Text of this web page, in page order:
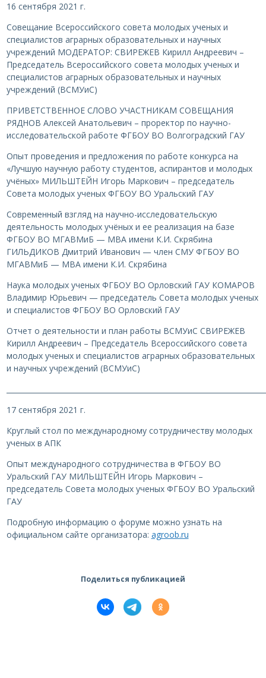
16 сентября 2021 г.
Совещание Всероссийского совета молодых ученых и
специалистов аграрных образовательных и научных
учреждений МОДЕРАТОР: СВИРЕЖЕВ Кирилл Андреевич –
Председатель Всероссийского совета молодых ученых и
специалистов аграрных образовательных и научных
учреждений (ВСМУиС)
ПРИВЕТСТВЕННОЕ СЛОВО УЧАСТНИКАМ СОВЕЩАНИЯ
РЯДНОВ Алексей Анатольевич – проректор по научно-
исследовательской работе ФГБОУ ВО Волгоградский ГАУ
Опыт проведения и предложения по работе конкурса на
«Лучшую научную работу студентов, аспирантов и молодых
учёных» МИЛЬШТЕЙН Игорь Маркович – председатель
Совета молодых ученых ФГБОУ ВО Уральский ГАУ
Современный взгляд на научно-исследовательскую
деятельность молодых учёных и ее реализация на базе
ФГБОУ ВО МГАВМиБ — МВА имени К.И. Скрябина
ГИЛЬДИКОВ Дмитрий Иванович — член СМУ ФГБОУ ВО
МГАВМиБ — МВА имени К.И. Скрябина
Наука молодых ученых ФГБОУ ВО Орловский ГАУ КОМАРОВ
Владимир Юрьевич — председатель Совета молодых ученых
и специалистов ФГБОУ ВО Орловский ГАУ
Отчет о деятельности и план работы ВСМУиС СВИРЕЖЕВ
Кирилл Андреевич – Председатель Всероссийского совета
молодых ученых и специалистов аграрных образовательных
и научных учреждений (ВСМУиС)
17 сентября 2021 г.
Круглый стол по международному сотрудничеству молодых
ученых в АПК
Опыт международного сотрудничества в ФГБОУ ВО
Уральский ГАУ МИЛЬШТЕЙН Игорь Маркович –
председатель Совета молодых ученых ФГБОУ ВО Уральский
ГАУ
Подробную информацию о форуме можно узнать на
официальном сайте организатора: agroob.ru
Поделиться публикацией